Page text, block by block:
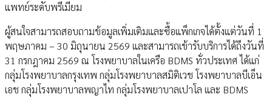
แพทย์ระดับพรีเมียม
ผู้สนใจสามารถสอบถามข้อมูลเพิ่มเติมและซื้อแพ็กเกจได้ตั้งแต่วันที่ 1
พฤษภาคม – 30 มิถุนายน 2569 และสามารถเข้ารับบริการได้ถึงวันที่
31 กรกฎาคม 2569 ณ โรงพยาบาลในเครือ BDMS ทั่วประเทศ ได้แก่
กลุ่มโรงพยาบาลกรุงเทพ กลุ่มโรงพยาบาลสมิติเวช โรงพยาบาลบีเอ็น
เอช กลุ่มโรงพยาบาลพญาไท กลุ่มโรงพยาบาลเปาโล และ BDMS